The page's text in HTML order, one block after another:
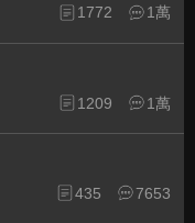
1772 1萬
1209 1萬
435 7653